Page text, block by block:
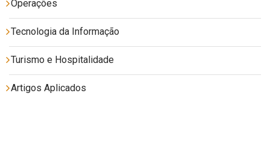
Operações
Tecnologia da Informação
Turismo e Hospitalidade
Artigos Aplicados